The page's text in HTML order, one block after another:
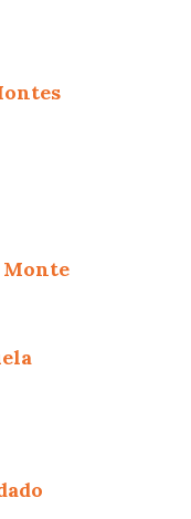
Monte